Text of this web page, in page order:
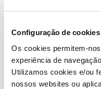
Configuração de cookies
Os cookies permitem-
experiência de
Utilizamos cookies e/ou
nossos websites ou
Descubra as